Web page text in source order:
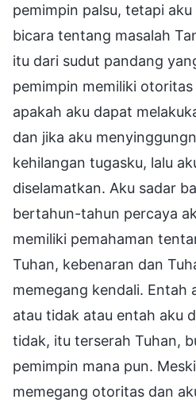
pemimpin palsu, tetapi
bicara tentang masalah
itu dari sudut pandang
pemimpin memiliki
apakah aku dapat
dan jika aku
kehilangan tugasku, lalu
diselamatkan. Aku sadar
bertahun-tahun percaya
memiliki pemahaman
Tuhan, kebenaran dan
memegang kendali. Entah
atau tidak atau entah aku
tidak, itu terserah Tuhan,
pemimpin mana pun.
memegang otoritas dan